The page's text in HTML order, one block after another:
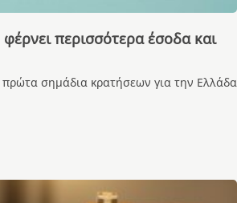
περισσότερα έσοδα και
σημάδια κρατήσεων για την Ελλάδα